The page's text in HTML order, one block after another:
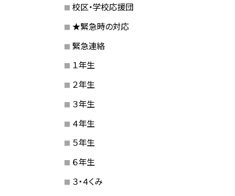
校区・学校応援団
★緊急時の対応
緊急連絡
１年生
２年生
３年生
４年生
５年生
６年生
３・４くみ